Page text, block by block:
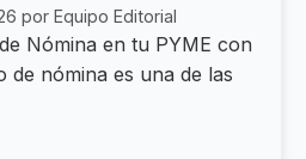
por Equipo Editorial
Nómina en tu PYME con
de nómina es una de las